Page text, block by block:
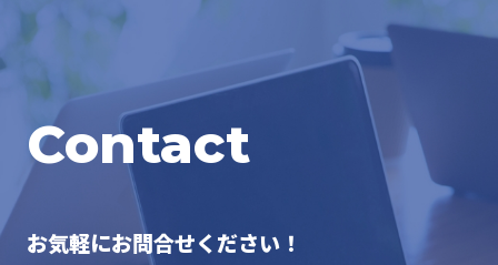
Contact
お気軽にお問合せください！